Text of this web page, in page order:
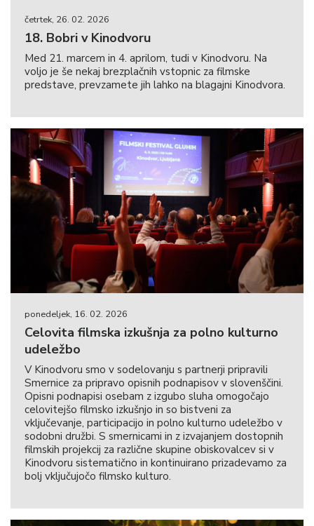
četrtek, 26. 02. 2026
18. Bobri v Kinodvoru
Med 21. marcem in 4. aprilom, tudi v Kinodvoru. Na
voljo je še nekaj brezplačnih vstopnic za filmske
predstave, prevzamete jih lahko na blagajni Kinodvora.
ponedeljek, 16. 02. 2026
Celovita filmska izkušnja za polno kulturno
udeležbo
V Kinodvoru smo v sodelovanju s partnerji pripravili
Smernice za pripravo opisnih podnapisov v slovenščini.
Opisni podnapisi osebam z izgubo sluha omogočajo
celovitejšo filmsko izkušnjo in so bistveni za
vključevanje, participacijo in polno kulturno udeležbo v
sodobni družbi. S smernicami in z izvajanjem dostopnih
filmskih projekcij za različne skupine obiskovalcev si v
Kinodvoru sistematično in kontinuirano prizadevamo za
bolj vključujočo filmsko kulturo.